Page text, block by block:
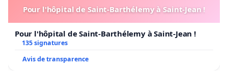
disant sanitaires, nous ne sommes plus des
femmes et des hommes libres puisque vous nous
interdisez d’accueillir dans nos commerces une
part importante de notre clientèle fidèle qui nous
permettait de maintenir nos services, de payer nos
Pour l'hôpital de Saint-Barthélemy à Saint-Jean !
Pour l'hôpital de Saint-Barthélemy à Saint-Jean !
135 signatures
Avis de transparence